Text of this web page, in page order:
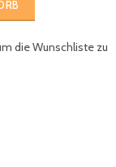
die Wunschliste zu